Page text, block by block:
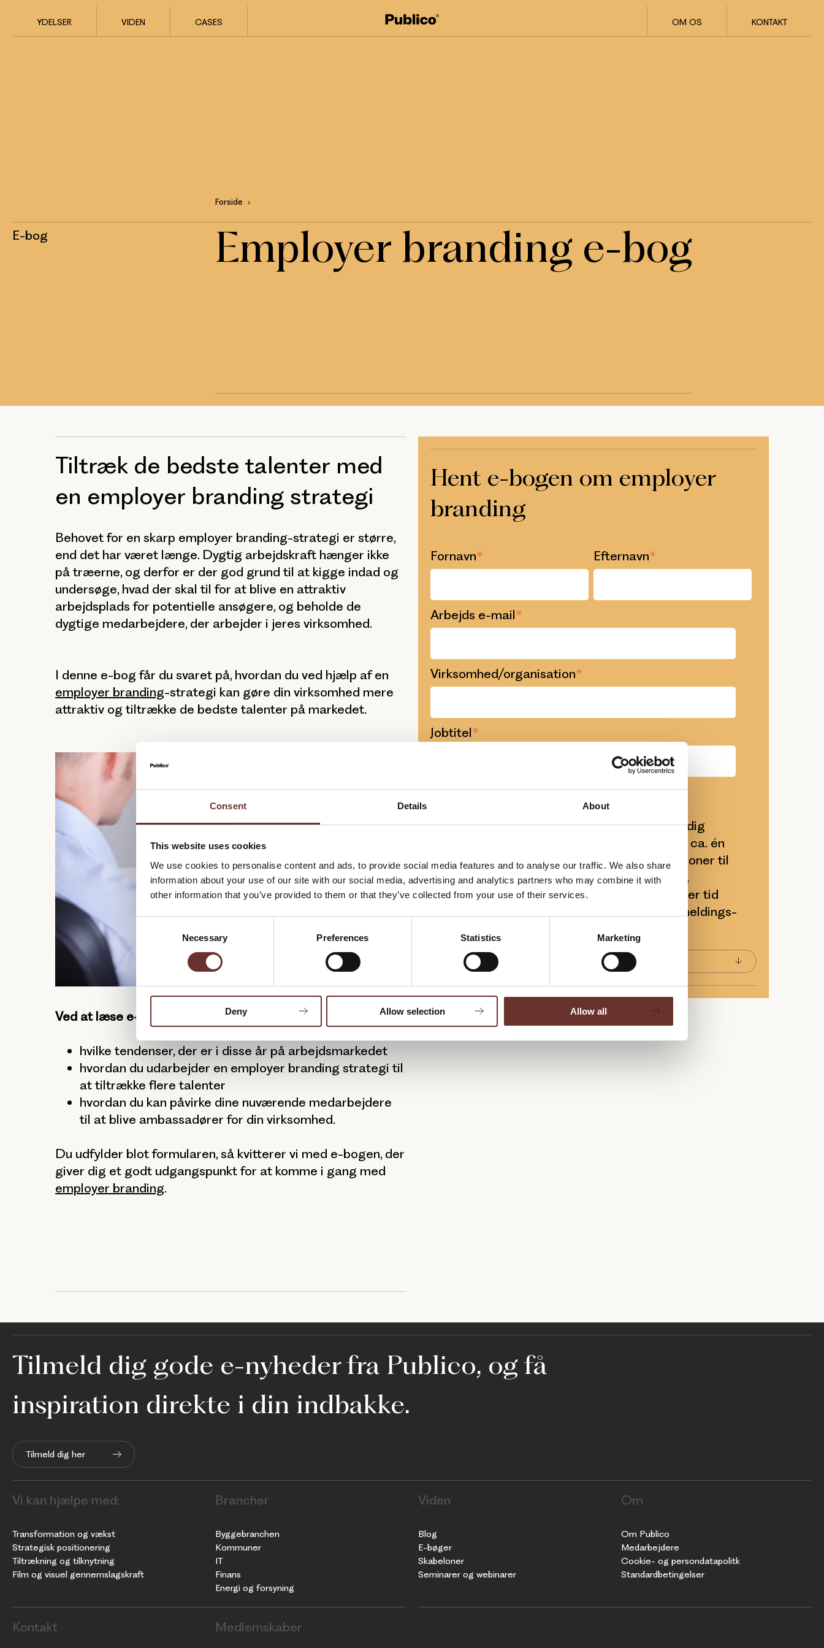
Consent Details About
This website uses cookies
We use cookies to personalise content and ads, to provide social media features and to analyse our traffic. We also share
information about your use of our site with our social media, advertising and analytics partners who may combine it with
other information that you’ve provided to them or that they’ve collected from your use of their services.
e
l
e
c
t
Necessary Preferences Statistics Marketing
Deny Allow selection Allow all
YDELSER VIDEN CASES OM OS KONTAKT
Forside
E-bog Employer branding e-bog
Tiltræk de bedste talenter med
en employer branding strategi
Behovet for en skarp employer branding-strategi er større,
end det har været længe. Dygtig arbejdskraft hænger ikke
på træerne, og derfor er der god grund til at kigge indad og
undersøge, hvad der skal til for at blive en attraktiv
arbejdsplads for potentielle ansøgere, og beholde de
dygtige medarbejdere, der arbejder i jeres virksomhed.
I denne e-bog får du svaret på, hvordan du ved hjælp af en
employer branding-strategi kan gøre din virksomhed mere
attraktiv og tiltrække de bedste talenter på markedet.
Ved at læse e-bogen finder du blandt andet ud af:
hvilke tendenser, der er i disse år på arbejdsmarkedet
hvordan du udarbejder en employer branding strategi til
at tiltrække flere talenter
hvordan du kan påvirke dine nuværende medarbejdere
til at blive ambassadører for din virksomhed.
Du udfylder blot formularen, så kvitterer vi med e-bogen, der
giver dig et godt udgangspunkt for at komme i gang med
employer branding.
Hent e-bogen om employer
branding
Fornavn* Efternavn*
Arbejds e-mail*
Virksomhed/organisation*
Jobtitel*
Du tilmelder dig samtidig vores nyhedsbrev
Når du udfylder formularen her, tilmelder du dig
samtidig Publicos nyhedsbrev, som vi sender ca. én
gang om måneden. Du kan se frem til invitationer til
seminarer, tips & tricks og solid viden om PR,
kommunikation og marketing. Du kan til enhver tid
framelde dig e-mails fra os ved at bruge afmeldings-
Tilmeld dig gode e-nyheder fra Publico, og få
inspiration direkte i din indbakke.
Tilmeld dig her
Vi kan hjælpe med:
Transformation og vækst
Strategisk positionering
Tiltrækning og tilknytning
Film og visuel gennemslagskraft
Brancher
Byggebranchen
Kommuner
IT
Finans
Energi og forsyning
Viden
Blog
E-bøger
Skabeloner
Seminarer og webinarer
Om
Om Publico
Medarbejdere
Cookie- og persondatapolitk
Standardbetingelser
Kontakt Medlemskaber